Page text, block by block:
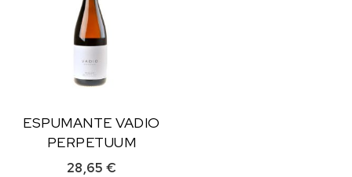
ESPUMANTE VADIO
PERPETUUM
28,65 €